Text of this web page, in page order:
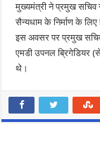
मुख्यमंत्री ने प्रमुख सचिव
सैन्यधाम के निर्माण के लिए
इस अवसर पर प्रमुख
एमडी उपनल ब्रिगेडियर
थे।